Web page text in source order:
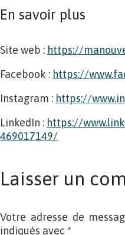
En savoir plus
Site web : https://
Facebook : https://
Instagram : https://
LinkedIn : https://
469017149/
Laisser un
Votre adresse de
indiqués avec *